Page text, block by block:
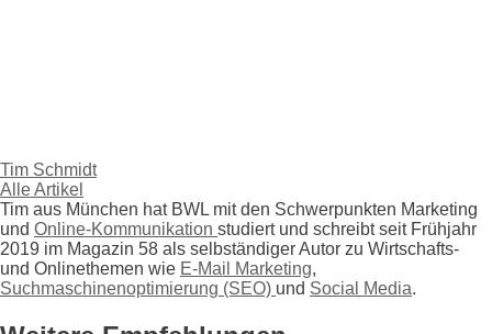
Tim Schmidt
Alle Artikel
Tim aus München hat BWL mit den Schwerpunkten Marketing
und Online-Kommunikation studiert und schreibt seit Frühjahr
2019 im Magazin 58 als selbständiger Autor zu Wirtschafts-
und Onlinethemen wie E-Mail Marketing,
Suchmaschinenoptimierung (SEO) und Social Media.